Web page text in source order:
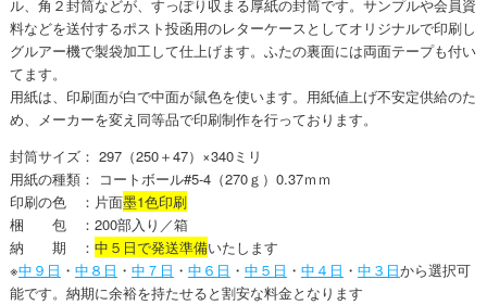
ル、角２封筒などが、すっぽり収まる厚紙の封筒です。サンプルや会員資
料などを送付するポスト投函用のレターケースとしてオリジナルで印刷し
グルアー機で製袋加工して仕上げます。ふたの裏面には両面テープも付い
てます。
用紙は、印刷面が白で中面が鼠色を使います。用紙値上げ不安定供給のた
め、メーカーを変え同等品で印刷制作を行っております。
封筒サイズ： 297（250＋47）×340ミリ
用紙の種類： コートボール#5-4（270ｇ）0.37ｍｍ
印刷の色 ：片面墨1色印刷
梱 包 ：200部入り／箱
納 期 ： 中５日で発送準備いたします
※中９日 ・ 中８日 ・ 中７日 ・ 中６日 ・ 中５日 ・ 中４日 ・ 中３日から選択可
能です。納期に余裕を持たせると割安な料金となります